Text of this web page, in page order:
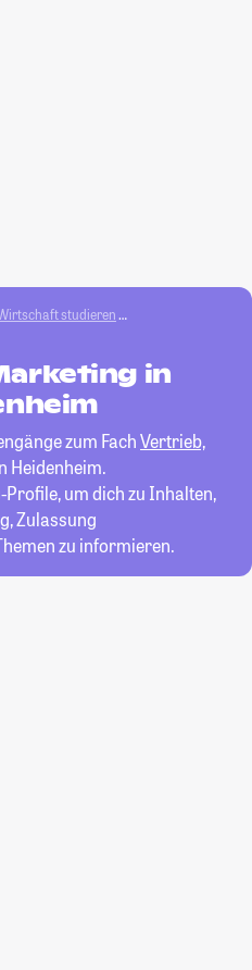
studieren
in
zum FachVertrieb,
Heidenheim.
um dich zu Inhalten,
Zulassung
zu informieren.